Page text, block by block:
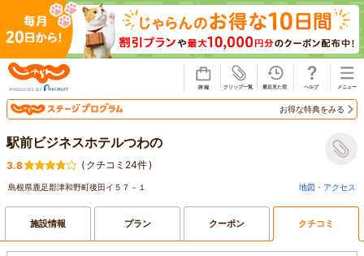
お得な特典をみる
駅前ビジネスホテルつわの
3.8 ( クチコミ24件)
島根県鹿足郡津和野町後田イ５７－１ 地図・アクセス
施設情報 プラン クーポン クチコミ